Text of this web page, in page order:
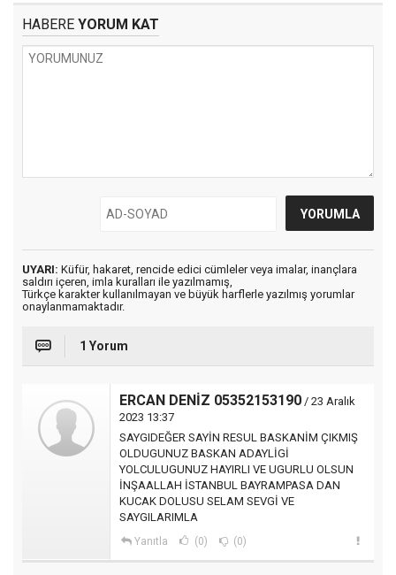
HABERE YORUM KAT
UYARI: Küfür, hakaret, rencide edici cümleler veya imalar, inançlara
saldırı içeren, imla kuralları ile yazılmamış,
Türkçe karakter kullanılmayan ve büyük harflerle yazılmış yorumlar
onaylanmamaktadır.
1 Yorum
ERCAN DENİZ 05352153190 / 23 Aralık
2023 13:37
SAYGIDEĞER SAYİN RESUL BASKANİM ÇIKMIŞ
OLDUGUNUZ BASKAN ADAYLİGİ
YOLCULUGUNUZ HAYIRLI VE UGURLU OLSUN
İNŞAALLAH İSTANBUL BAYRAMPASA DAN
KUCAK DOLUSU SELAM SEVGİ VE
SAYGILARIMLA
Yanıtla (0) (0)